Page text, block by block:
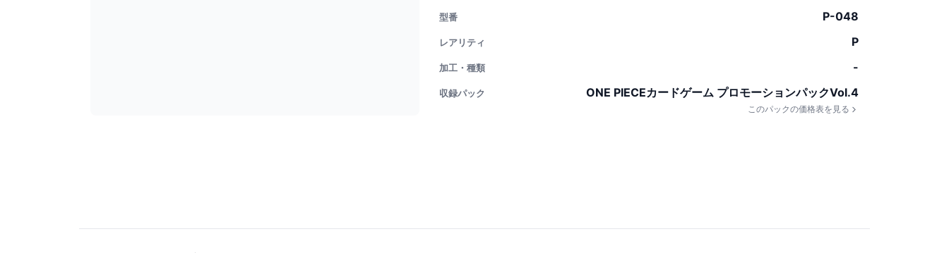
型番 P-048
レアリティ P
加工・種類 -
収録パック ONE PIECEカードゲーム プロモーションパックVol.4
このパックの価格表を見る